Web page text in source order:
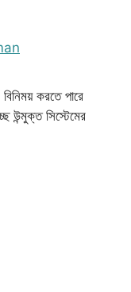
করতে পারে
উন্মুক্ত সিস্টেমের